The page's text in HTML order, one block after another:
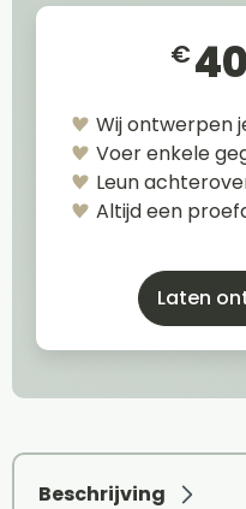
€40
Wij ontwerpen
Voer enkele
Leun
Altijd een
Laten
Beschrijving